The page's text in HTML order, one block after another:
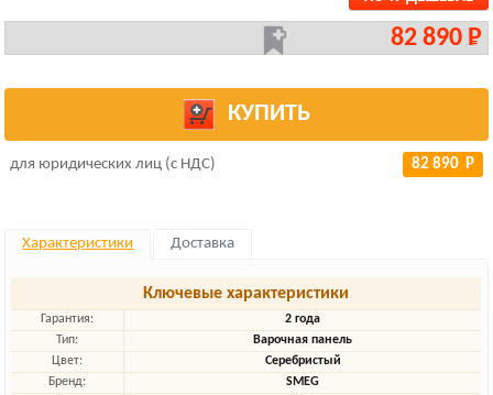
82 890 Р
КУПИТЬ
для юридических лиц (с НДС) 82 890 Р
Характеристики Доставка
Ключевые характеристики
Гарантия:
2 года
Тип:
Варочная панель
Цвет:
Серебристый
Бренд:
SMEG